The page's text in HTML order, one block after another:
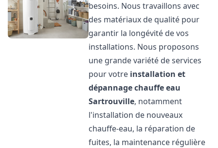
besoins. Nous travaillons avec
des matériaux de qualité pour
garantir la longévité de vos
installations. Nous proposons
une grande variété de services
pour votre installation et
dépannage chauffe eau
Sartrouville, notamment
l'installation de nouveaux
chauffe-eau, la réparation de
fuites, la maintenance régulière